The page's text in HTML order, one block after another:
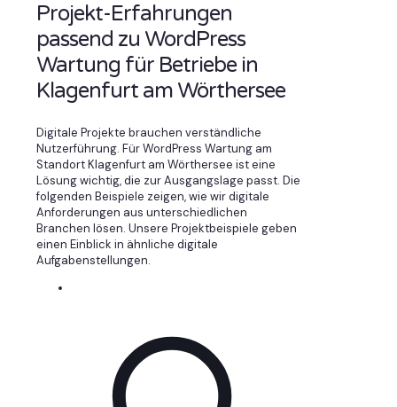
Projekt-Erfahrungen
passend zu WordPress
Wartung für Betriebe in
Klagenfurt am Wörthersee
Digitale Projekte brauchen verständliche
Nutzerführung. Für WordPress Wartung am
Standort Klagenfurt am Wörthersee ist eine
Lösung wichtig, die zur Ausgangslage passt. Die
folgenden Beispiele zeigen, wie wir digitale
Anforderungen aus unterschiedlichen
Branchen lösen. Unsere Projektbeispiele geben
einen Einblick in ähnliche digitale
Aufgabenstellungen.